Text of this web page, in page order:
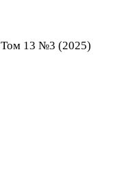
Том 13 №3 (2025)